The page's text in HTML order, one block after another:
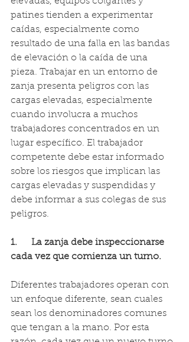
patines tienden a experimentar
caídas, especialmente como
resultado de una falla en las bandas
de elevación o la caída de una
pieza. Trabajar en un entorno de
zanja presenta peligros con las
cargas elevadas, especialmente
cuando involucra a muchos
trabajadores concentrados en un
lugar específico. El trabajador
competente debe estar informado
sobre los riesgos que implican las
cargas elevadas y suspendidas y
debe informar a sus colegas de sus
peligros.
1.      La zanja debe inspeccionarse
cada vez que comienza un turno.
Diferentes trabajadores operan con
un enfoque diferente, sean cuales
sean los denominadores comunes
que tengan a la mano. Por esta